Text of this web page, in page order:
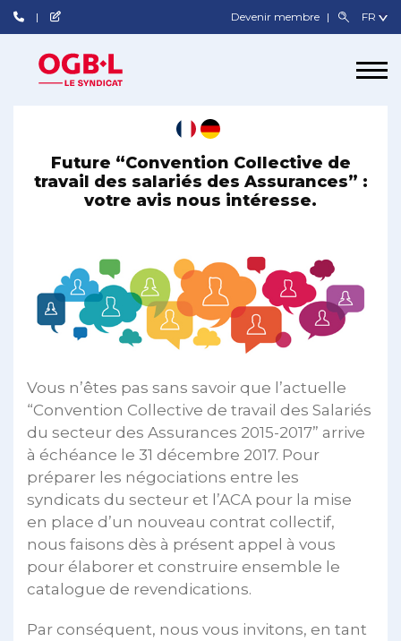
Devenir membre
Future “Convention Collective de
travail des salariés des Assurances” :
votre avis nous intéresse.
Vous n’êtes pas sans savoir que l’actuelle
“Convention Collective de travail des Salariés
du secteur des Assurances 2015-2017” arrive
à échéance le 31 décembre 2017. Pour
préparer les négociations entre les
syndicats du secteur et l’ACA pour la mise
en place d’un nouveau contrat collectif,
nous faisons dès à présent appel à vous
pour élaborer et construire ensemble le
catalogue de revendications.
Par conséquent, nous vous invitons, en tant